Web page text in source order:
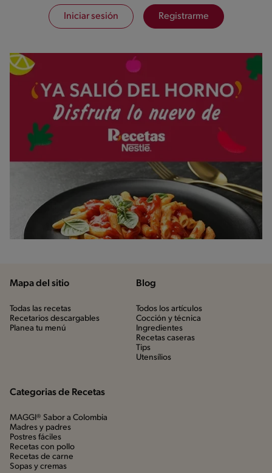
Iniciar sesión Registrarme
Mapa del sitio
Todas las recetas
Recetarios descargables
Planea tu menú
Blog
Todos los artículos
Cocción y técnica
Ingredientes
Recetas caseras
Tips
Utensílios
Categorias de Recetas
MAGGI® Sabor a Colombia
Madres y padres
Postres fáciles
Recetas con pollo
Recetas de carne
Sopas y cremas